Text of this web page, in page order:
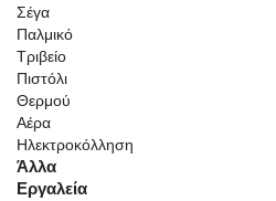
Σέγα
Παλμικό
Τριβείο
Πιστόλι
Θερμού
Αέρα
Ηλεκτροκόλληση
Άλλα
Εργαλεία